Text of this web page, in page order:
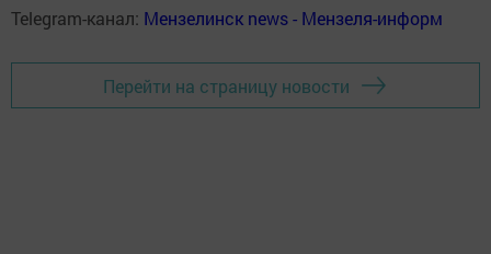
Telegram-канал: Мензелинск news - Мензеля-информ
Перейти на страницу новости